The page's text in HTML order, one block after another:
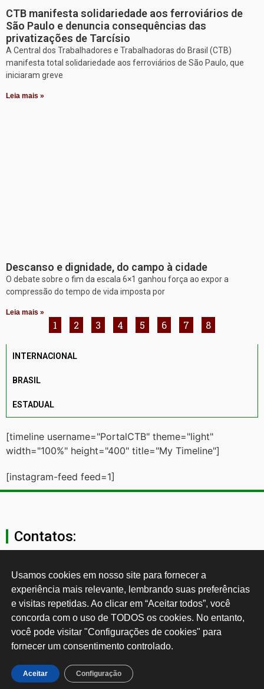
CTB manifesta solidariedade aos ferroviários de
São Paulo e denuncia consequências das
privatizações de Tarcísio
A Central dos Trabalhadores e Trabalhadoras do Brasil (CTB)
manifesta total solidariedade aos ferroviários de São Paulo, que
iniciaram greve
Leia mais »
Descanso e dignidade, do campo à cidade
O debate sobre o fim da escala 6×1 ganhou força ao expor a
compressão do tempo de vida imposta por
Leia mais »
1 2 3 4 5 6 7 8
INTERNACIONAL
BRASIL
ESTADUAL
[timeline username="PortalCTB" theme="light"
width="100%" height="400" title="My Timeline"]
[instagram-feed feed=1]
Contatos:
secgeral@ctb.org.br
11 3874-0040
Rua Cardoso de Almeida, 1843, Sumaré São Paulo - SP -
Brasil CEP: 01251-001
Desenvolvido por:
Usamos cookies em nosso site para fornecer a
experiência mais relevante, lembrando suas preferências
e visitas repetidas. Ao clicar em “Aceitar todos”, você
concorda com o uso de TODOS os cookies. No entanto,
você pode visitar "Configurações de cookies" para
fornecer um consentimento controlado.
Aceitar Configuração